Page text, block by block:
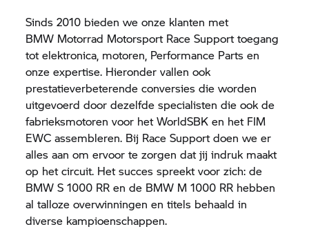
Sinds 2010 bieden we onze klanten met
BMW Motorrad Motorsport Race Support toegang
tot elektronica, motoren, Performance Parts en
onze expertise. Hieronder vallen ook
prestatieverbeterende conversies die worden
uitgevoerd door dezelfde specialisten die ook de
fabrieksmotoren voor het WorldSBK en het FIM
EWC assembleren. Bij Race Support doen we er
alles aan om ervoor te zorgen dat jij indruk maakt
op het circuit. Het succes spreekt voor zich: de
BMWS 1000 RR en de BMW M 1000 RR hebben
al talloze overwinningen en titels behaald in
diverse kampioenschappen.